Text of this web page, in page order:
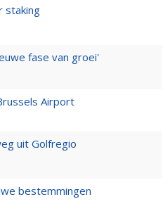
staking
fase van groei'
Airport
uit Golfregio
bestemmingen